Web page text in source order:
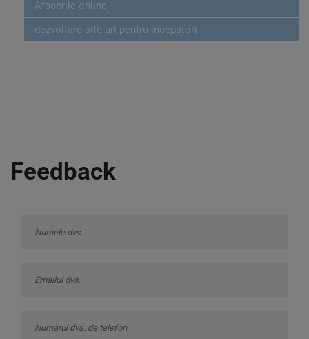
Afacerile online
dezvoltare site-uri pentru incepatori
Feedback